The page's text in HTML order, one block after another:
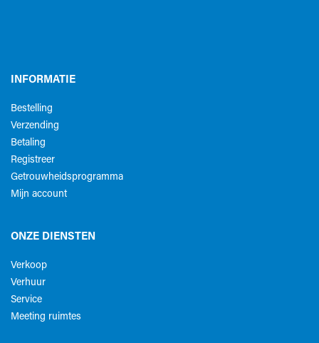
INFORMATIE
Bestelling
Verzending
Betaling
Registreer
Getrouwheidsprogramma
Mijn account
ONZE DIENSTEN
Verkoop
Verhuur
Service
Meeting ruimtes